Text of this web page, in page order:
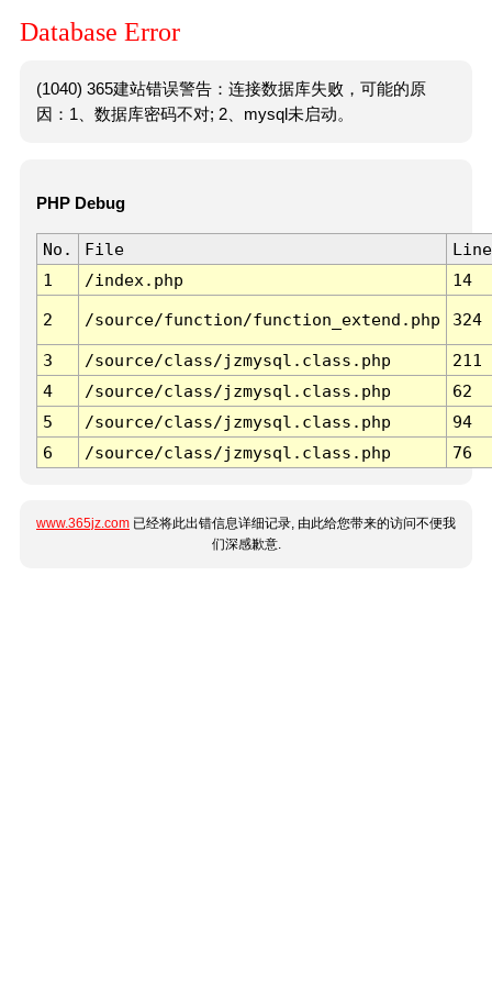
Database Error
(1040) 365建站错误警告：连接数据库失败，可能的原
因：1、数据库密码不对; 2、mysql未启动。
PHP Debug
No. File
Line
1
/index.php 14
2 /source/function/function_extend.php 324
3 /source/class/jzmysql.class.php
211
4
/source/class/jzmysql.class.php
62
5
/source/class/jzmysql.class.php
94
6
/source/class/jzmysql.class.php 76
www.365jz.com 已经将此出错信息详细记录, 由此给您带来的访问不便我
们深感歉意.